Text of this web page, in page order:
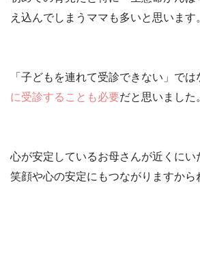
え込んでしまうママも多いと思います
「子どもを連れて受診できない」 では
に受診することも必要だと思いました
心が安定しているお母さんが近くにい
笑顔や心の安定にもつながりますから